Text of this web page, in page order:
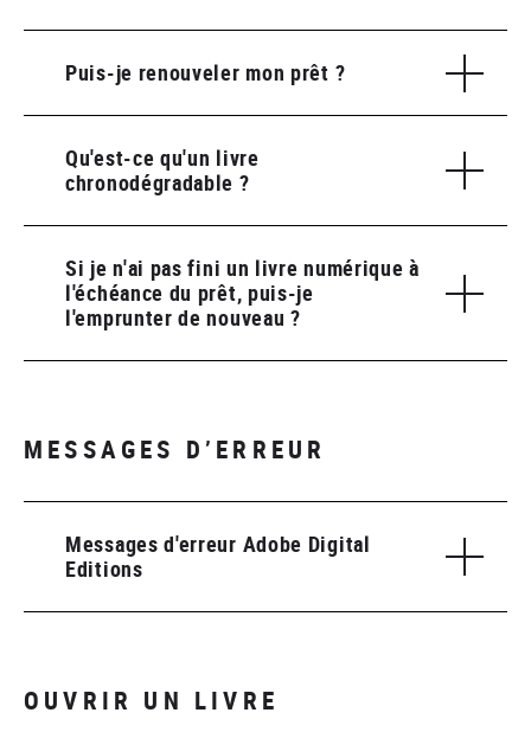
Puis-je renouveler mon prêt ?
Qu'est-ce qu'un livre
chronodégradable ?
Si je n'ai pas fini un livre numérique à
l'échéance du prêt, puis-je
l'emprunter de nouveau ?
MESSAGES D’ERREUR
Messages d'erreur Adobe Digital
Editions
OUVRIR UN LIVRE